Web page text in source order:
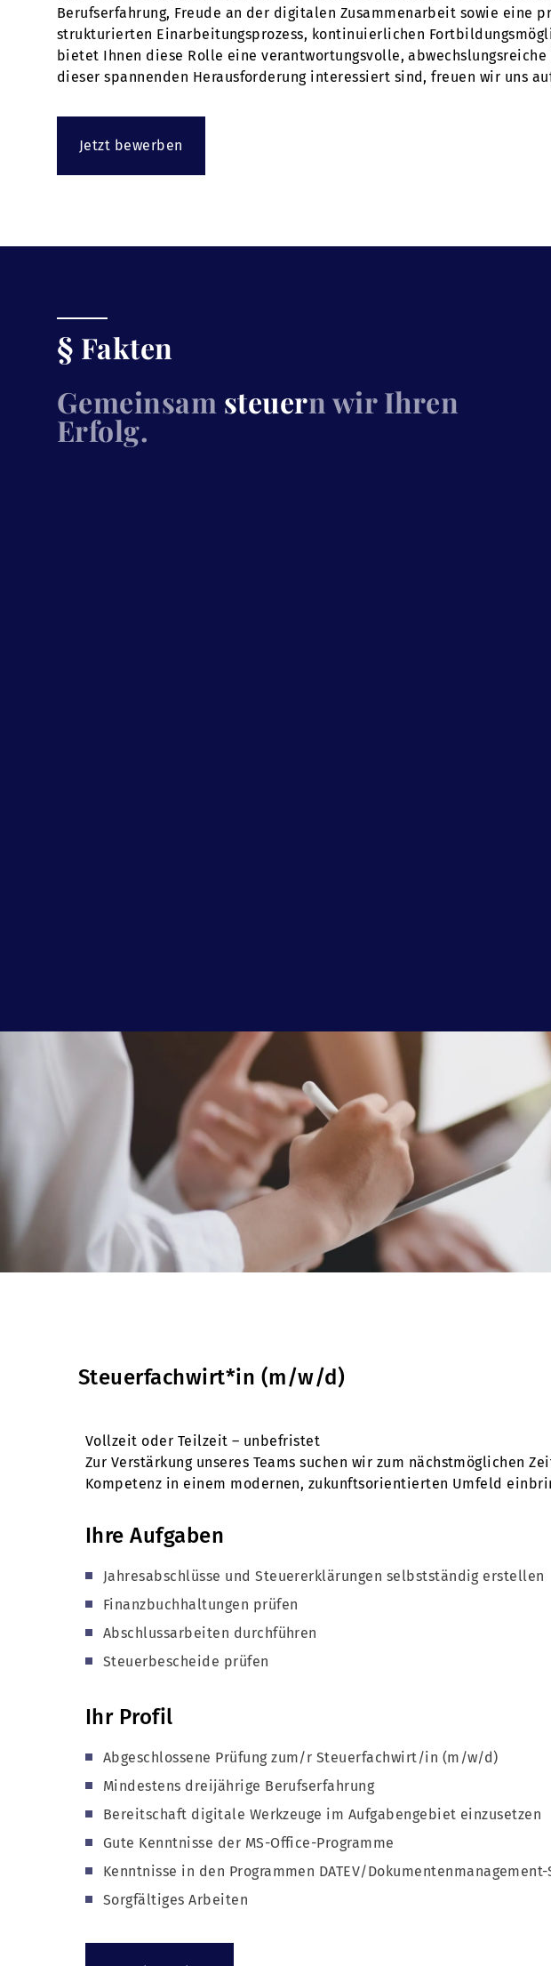
Berufserfahrung, Freude an der digitalen Zusammenarbeit sowie eine
strukturierten Einarbeitungsprozess, kontinuierlichen
bietet Ihnen diese Rolle eine verantwortungsvolle,
dieser spannenden Herausforderung interessiert sind, freuen wir uns
Jetzt bewerben
§ Fakten
Gemeinsam steuern wir Ihren
Erfolg.
Steuerfachwirt*in (m/w/d)
Vollzeit oder Teilzeit – unbefristet
Zur Verstärkung unseres Teams suchen wir zum nächstmöglichen
Kompetenz in einem modernen, zukunftsorientierten Umfeld
Ihre Aufgaben
Jahresabschlüsse und Steuererklärungen selbstständig erstellen
Finanzbuchhaltungen prüfen
Abschlussarbeiten durchführen
Steuerbescheide prüfen
Ihr Profil
Abgeschlossene Prüfung zum/r Steuerfachwirt/in (m/w/d)
Mindestens dreijährige Berufserfahrung
Bereitschaft digitale Werkzeuge im Aufgabengebiet einzusetzen
Gute Kenntnisse der MS-Office-Programme
Kenntnisse in den Programmen DATEV/
Sorgfältiges Arbeiten